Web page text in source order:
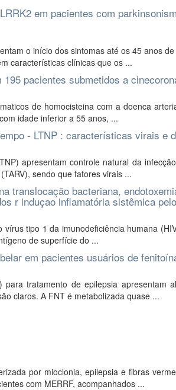
em pacientes com
o início dos sintomas até os 45 anos
características clínicas que os ...
pacientes submetidos a
de homocisteina com a doenca
idade inferior a 55 anos, ...
- LTNP : características virais e
apresentam controle natural da
sendo que fatores virais ...
translocação bacteriana,
r induçao inflamatória sistêmica
tipo 1 da imunodeficiência humana
de superfície do ...
em pacientes usuários de
tratamento de epilepsia apresentam
claros. A FNT é metabolizada quase ...
por mioclonia, epilepsia e fibras
com MERRF, acompanhados ...